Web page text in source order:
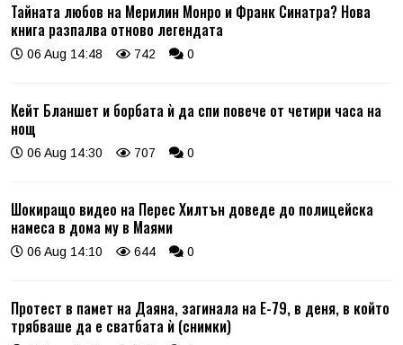
Тайната любов на Мерилин Монро и Франк Синатра? Нова
книга разпалва отново легендата
06 Aug 14:48 742 0
Кейт Бланшет и борбата ѝ да спи повече от четири часа на
нощ
06 Aug 14:30 707 0
Шокиращо видео на Перес Хилтън доведе до полицейска
намеса в дома му в Маями
06 Aug 14:10 644 0
Протест в памет на Даяна, загинала на Е-79, в деня, в който
трябваше да е сватбата ѝ (снимки)